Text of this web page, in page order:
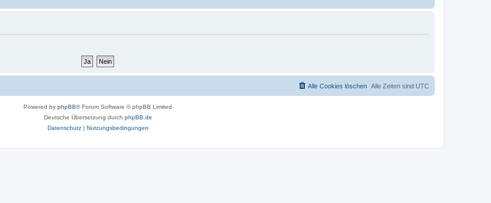
Alle Zeiten sind UTC
Alle Cookies löschen
Powered by phpBB® Forum Software © phpBB Limited
Deutsche Übersetzung durch phpBB.de
Datenschutz| Nutzungsbedingungen